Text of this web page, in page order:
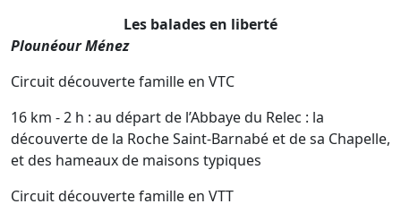
Les balades en liberté
Plounéour Ménez
Circuit découverte famille en VTC
16 km - 2 h : au départ de l’Abbaye du Relec : la
découverte de la Roche Saint-Barnabé et de sa Chapelle,
et des hameaux de maisons typiques
Circuit découverte famille en VTT